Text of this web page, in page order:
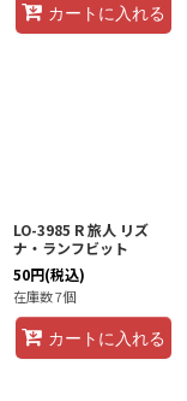
カートに入れる
LO-3985 R 旅人 リズ
ナ・ランフビット
50円(税込)
在庫数 7個
カートに入れる